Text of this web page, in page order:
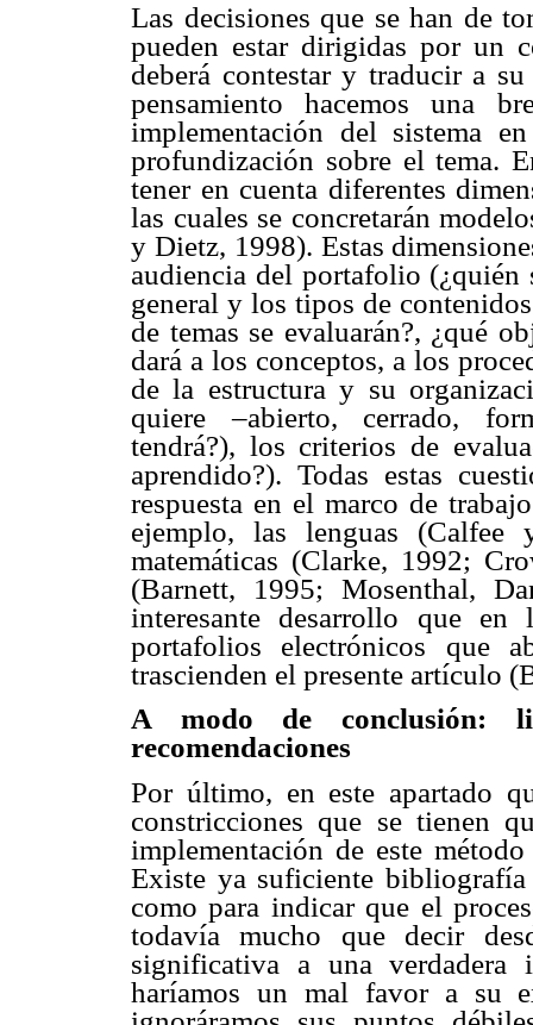
Las decisiones que se han de
pueden estar dirigidas por un
deberá contestar y traducir a
pensamiento hacemos una
implementación del sistema
profundización sobre el tema.
tener en cuenta diferentes
las cuales se concretarán
y Dietz, 1998). Estas
audiencia del portafolio (¿quién
general y los tipos de
de temas se evaluarán?, ¿qué
dará a los conceptos, a los
de la estructura y su
quiere –abierto, cerrado,
tendrá?), los criterios de
aprendido?). Todas estas
respuesta en el marco de
ejemplo, las lenguas (Calfee
matemáticas (Clarke, 1992;
(Barnett, 1995; Mosenthal,
interesante desarrollo que en
portafolios electrónicos que
trascienden el presente artículo
A modo de conclusión:
recomendaciones
Por último, en este apartado
constricciones que se tienen
implementación de este
Existe ya suficiente
como para indicar que el
todavía mucho que decir
significativa a una verdadera
haríamos un mal favor a su